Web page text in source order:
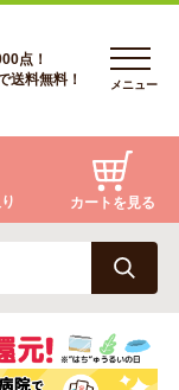
点！
送料無料！
メニュー
カートを見る